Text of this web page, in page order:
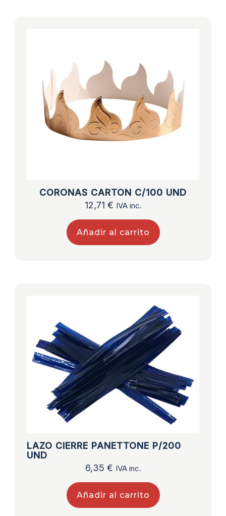
CORONAS CARTON C/100 UND
12,71 € IVA inc.
Añadir al carrito
LAZO CIERRE PANETTONE P/200
UND
6,35 € IVA inc.
Añadir al carrito